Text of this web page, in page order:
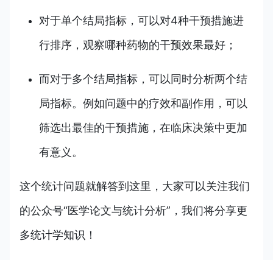
对于单个结局指标，可以对4种干预措施进
行排序，观察哪种药物的干预效果最好；
而对于多个结局指标，可以同时分析两个结
局指标。例如问题中的疗效和副作用，可以
筛选出最佳的干预措施，在临床决策中更加
有意义。
这个统计问题就解答到这里，大家可以关注我们
的公众号“医学论文与统计分析”，我们将分享更
多统计学知识！